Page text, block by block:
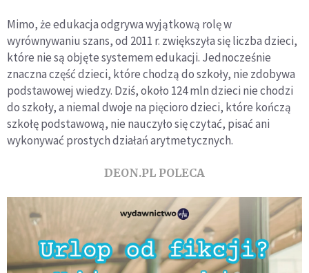
Mimo, że edukacja odgrywa wyjątkową rolę w
wyrównywaniu szans, od 2011 r. zwiększyła się liczba dzieci,
które nie są objęte systemem edukacji. Jednocześnie
znaczna część dzieci, które chodzą do szkoły, nie zdobywa
podstawowej wiedzy. Dziś, około 124 mln dzieci nie chodzi
do szkoły, a niemal dwoje na pięcioro dzieci, które kończą
szkołę podstawową, nie nauczyło się czytać, pisać ani
wykonywać prostych działań arytmetycznych.
DEON.PL POLECA